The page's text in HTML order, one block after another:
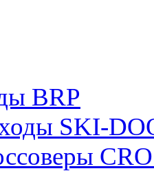
BRP
SKI-